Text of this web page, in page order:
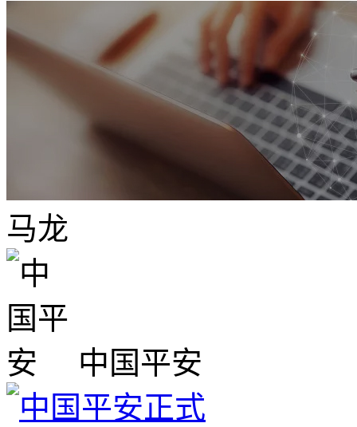
马龙
中国平安